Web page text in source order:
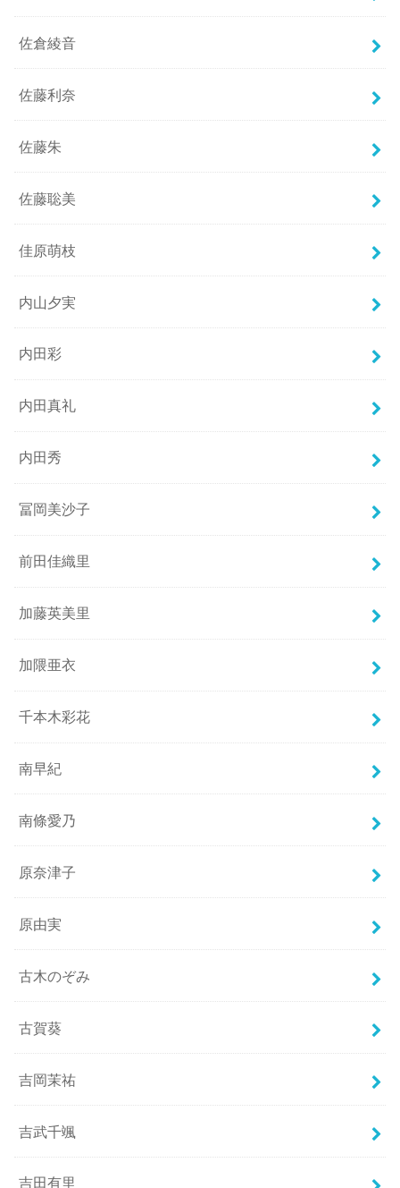
佐倉綾音
佐藤利奈
佐藤朱
佐藤聡美
佳原萌枝
内山夕実
内田彩
内田真礼
内田秀
冨岡美沙子
前田佳織里
加藤英美里
加隈亜衣
千本木彩花
南早紀
南條愛乃
原奈津子
原由実
古木のぞみ
古賀葵
吉岡茉祐
吉武千颯
吉田有里